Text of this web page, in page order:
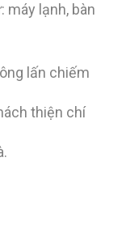
máy lạnh, bàn
lấn chiếm
thiện chí